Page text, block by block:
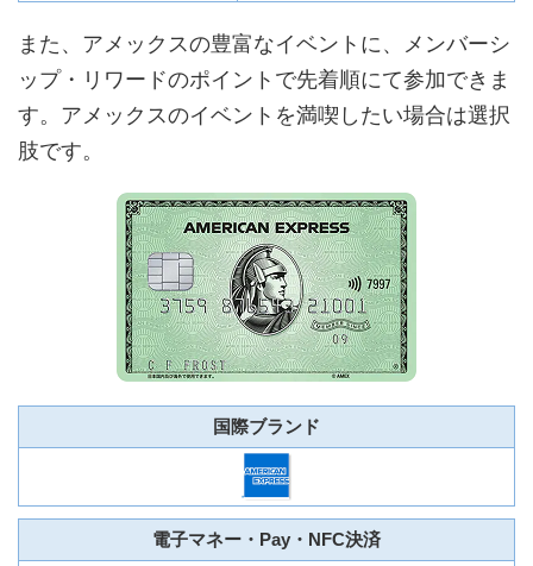
また、アメックスの豊富なイベントに、メンバーシ
ップ・リワードのポイントで先着順にて参加できま
す。アメックスのイベントを満喫したい場合は選択
肢です。
国際ブランド
電子マネー・Pay・NFC決済